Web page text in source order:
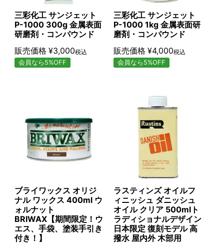
三彩化工 サンジェット
P-1000 300g 金属表面
研磨剤・コンパウンド
販売価格 ¥3,000税込
会員なら5%OFF
三彩化工 サンジェット
P-1000 1kg 金属表面研
磨剤・コンパウンド
販売価格 ¥4,000税込
会員なら5%OFF
ブライワックス オリジ
ナル ワックス 400ml ウ
ォルナット
BRIWAX【期間限定！ウ
エス、手袋、塗装手引き
付き！】
ラスティンズ オイルフ
ィニッシュ ダニッシュ
オイル クリア 500mlト
ラディショナルデザイン
日本限定 復刻モデル 高
撥水 屋内外 木部用